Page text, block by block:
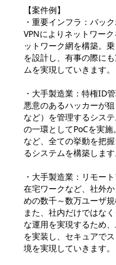
【案件例】
・重要インフラ：バッ
VPNによりネットワー
ットワーク網を構築。
を設計し、有事の際に
ムを実現していきます。
・大手製造業：特権ID
悪意のあるハッカーが
など）を管理するシス
の一環としてPoCを実
など、全ての挙動を把
るシステムを構築します
・大手製造業：リモー
在宅ワークなど、社外
めの数千～数万ユーザ規
また、社内だけではな
な運用を実現するため
を実装し、セキュアで
境を実現していきます。